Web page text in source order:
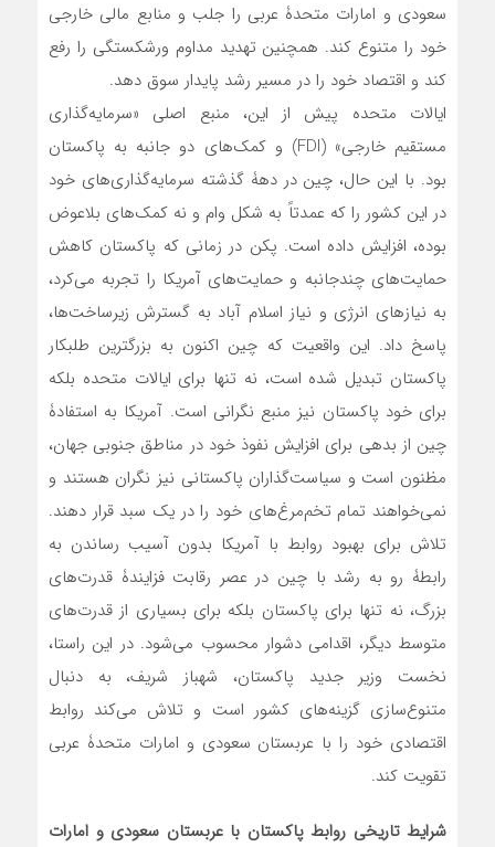
سعودی و امارات متحدۀ عربی را جلب و منابع مالی خارجی
خود را متنوع کند. همچنین تهدید مداوم ورشکستگی را رفع
کند و اقتصاد خود را در مسیر رشد پایدار سوق دهد.
ایالات متحده پیش از این، منبع اصلی «سرمایه‌گذاری
مستقیم خارجی» (FDI) و کمک‌های دو جانبه به پاکستان
بود. با این حال، چین در دهۀ گذشته سرمایه‌گذاری‌های خود
در این کشور را که عمدتاً به شکل وام‌ و نه کمک‌های بلاعوض
بوده، افزایش داده است. پکن در زمانی که پاکستان کاهش
حمایت‌های چندجانبه و حمایت‌های آمریکا را تجربه می‌کرد،
به نیازهای انرژی و نیاز اسلام آباد به گسترش زیرساخت‌ها،
پاسخ داد. این واقعیت که چین اکنون به بزرگترین طلبکار
پاکستان تبدیل شده است، نه تنها برای ایالات متحده بلکه
برای خود پاکستان نیز منبع نگرانی است. آمریکا به استفادۀ
چین از بدهی برای افزایش نفوذ خود در مناطق جنوبی جهان،
مظنون است و سیاست‌گذاران پاکستانی نیز نگران هستند و
نمی‌خواهند تمام تخم‌مرغ‌های خود را در یک سبد قرار دهند.
تلاش برای بهبود روابط با آمریکا بدون آسیب رساندن به
رابطۀ رو به رشد با چین در عصر رقابت فزایندۀ قدرت‌های
بزرگ، نه تنها برای پاکستان بلکه برای بسیاری از قدرت‌های
متوسط دیگر، اقدامی دشوار محسوب می‌شود. در این راستا،
نخست وزیر جدید پاکستان، شهباز شریف، به دنبال
متنوع‌سازی گزینه‌های کشور است و تلاش می‌کند روابط
اقتصادی خود را با عربستان سعودی و امارات متحدۀ عربی
تقویت کند.
شرایط تاریخی روابط پاکستان با عربستان سعودی و امارات